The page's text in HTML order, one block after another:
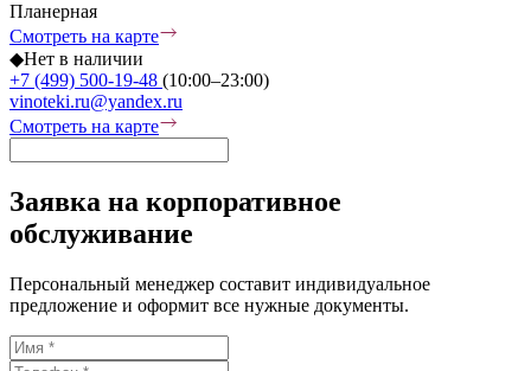
Планерная
Смотреть на карте
◆Нет в наличии
+7 (499) 500-19-48 (10:00–23:00)
vinoteki.ru@yandex.ru
Смотреть на карте
Заявка на корпоративное
обслуживание
Персональный менеджер составит индивидуальное
предложение и оформит все нужные документы.